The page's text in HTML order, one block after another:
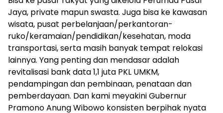
Jaya, private mapun swasta. Juga bisa ke kawasan
wisata, pusat perbelanjaan/perkantoran-
ruko/keramaian/pendidikan/kesehatan, moda
transportasi, serta masih banyak tempat relokasi
lainnya. Yang penting dan mendasar adalah
revitalisasi bank data 1,1 juta PKL UMKM,
pendampingan dan pembinaan, penataan dan
pemberdayaan. Dan kami meyakini Gubernur
Pramono Anung Wibowo konsisten berpihak nyata